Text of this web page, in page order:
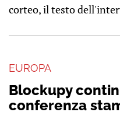
corteo, il testo
EUROPA
Blockupy
conferenza